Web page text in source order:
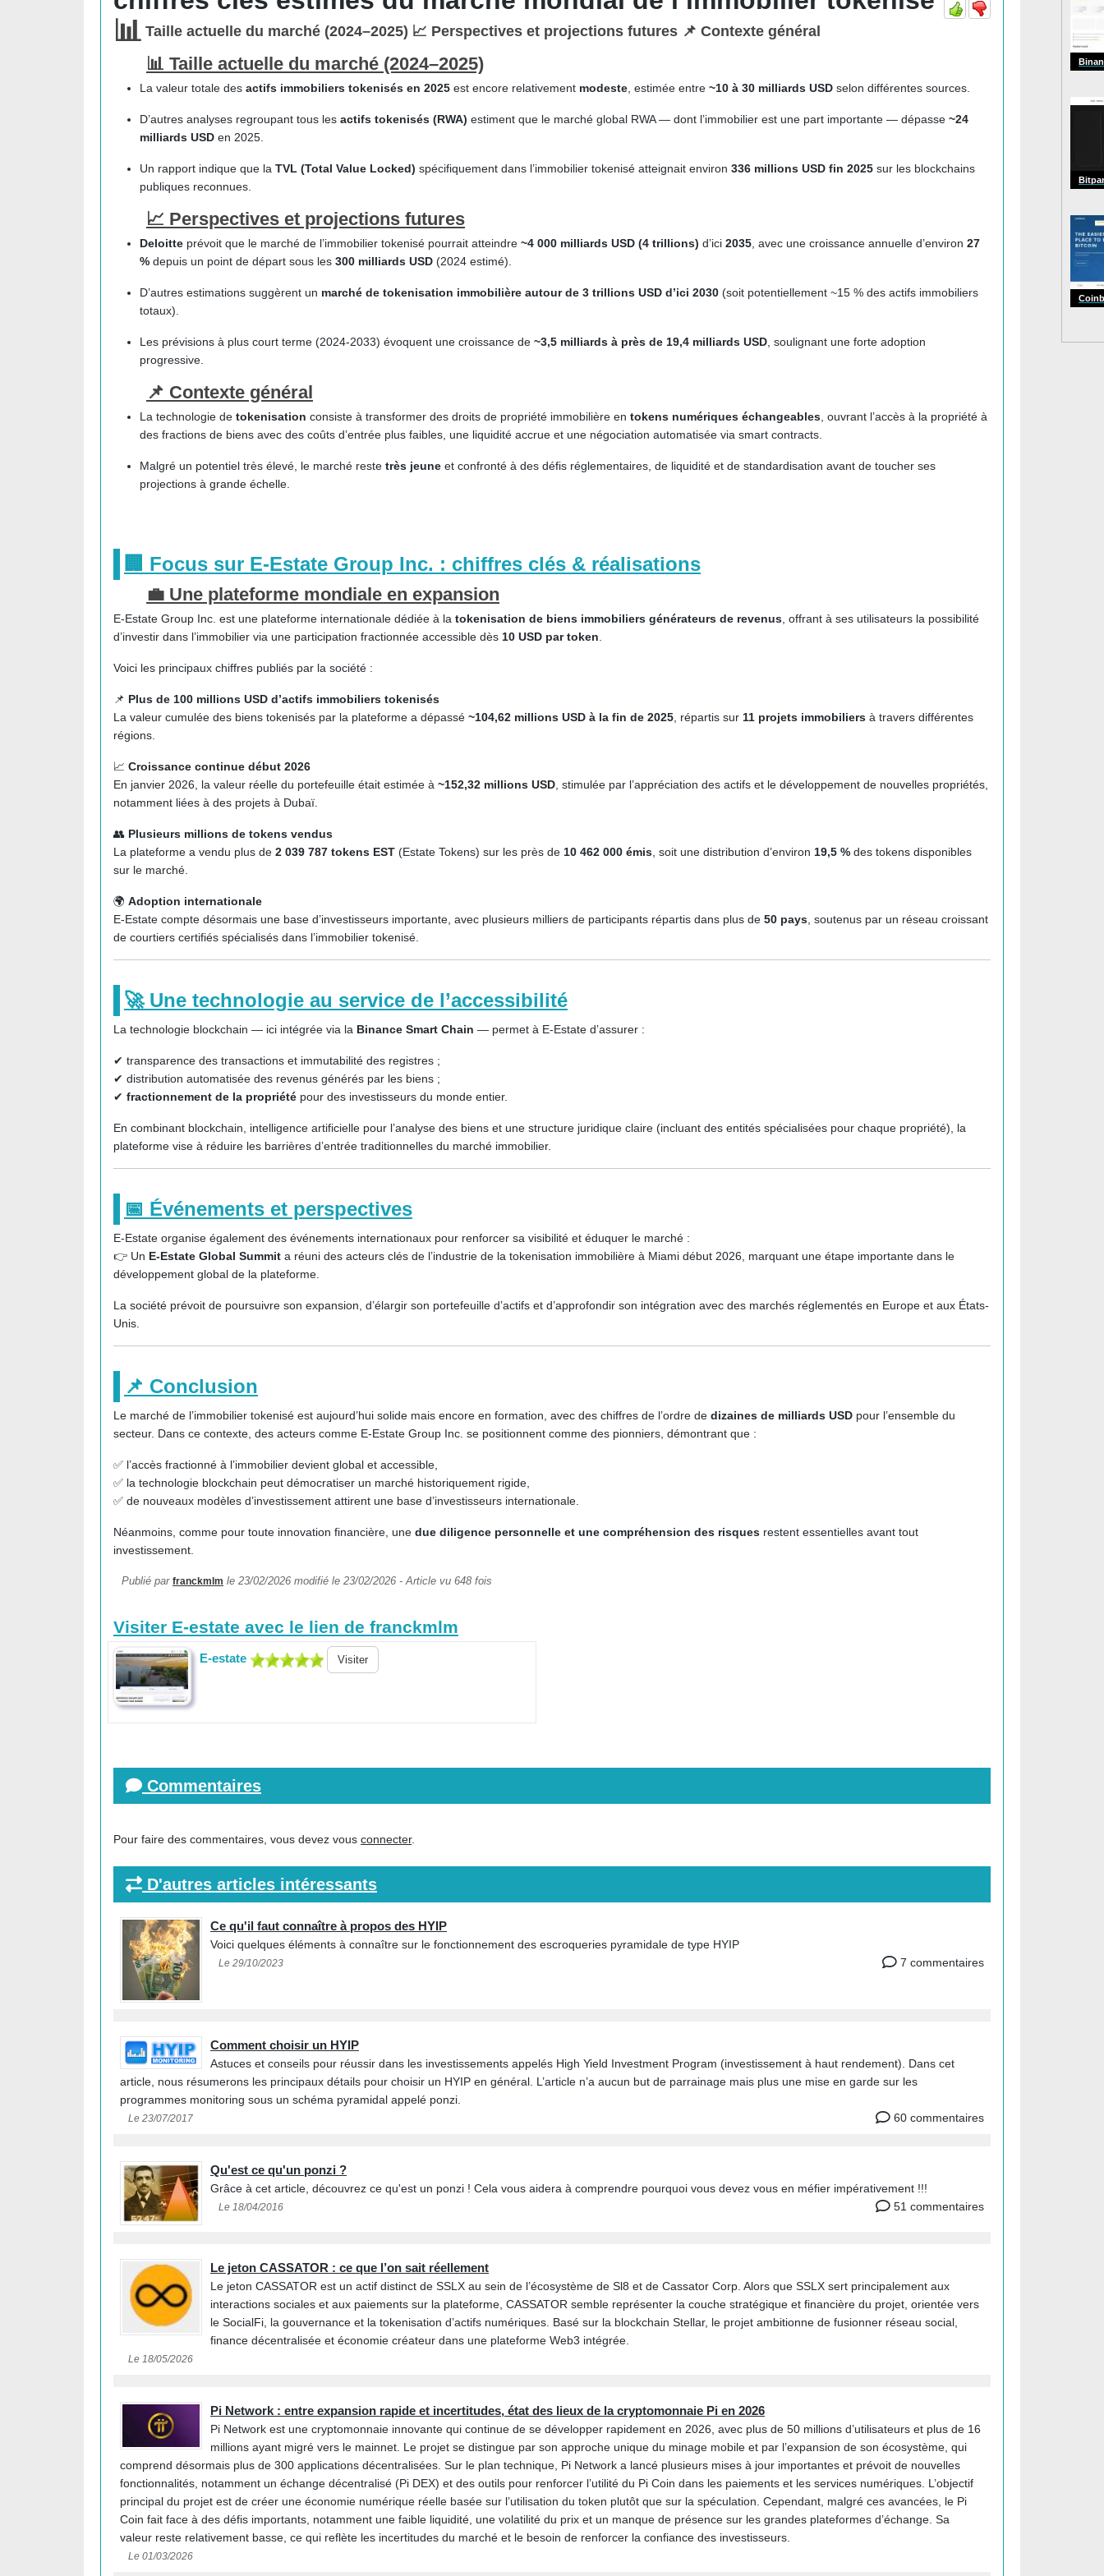
📊 Taille actuelle du marché (2024–2025) 📈 Perspectives et projections futures 📌 Contexte général
📊 Taille actuelle du marché (2024–2025)
La valeur totale des actifs immobiliers tokenisés en 2025 est encore relativement modeste , estimée entre ~10 à 30 milliards USD selon différentes sources.
D’autres analyses regroupant tous les actifs tokenisés (RWA) estiment que le marché global RWA — dont l’immobilier est une part importante — dépasse ~24
milliards USD en 2025.
Un rapport indique que la TVL (Total Value Locked) spécifiquement dans l’immobilier tokenisé atteignait environ 336 millions USD fin 2025 sur les blockchains
publiques reconnues.
📈 Perspectives et projections futures
Deloitte prévoit que le marché de l’immobilier tokenisé pourrait atteindre ~4 000 milliards USD (4 trillions) d’ici 2035 , avec une croissance annuelle d’environ 27
% depuis un point de départ sous les 300 milliards USD (2024 estimé).
D’autres estimations suggèrent un marché de tokenisation immobilière autour de 3 trillions USD d’ici 2030 (soit potentiellement ~15 % des actifs immobiliers
totaux).
Les prévisions à plus court terme (2024-2033) évoquent une croissance de ~3,5 milliards à près de 19,4 milliards USD , soulignant une forte adoption
progressive.
📌 Contexte général
La technologie de tokenisation consiste à transformer des droits de propriété immobilière en tokens numériques échangeables , ouvrant l’accès à la propriété à
des fractions de biens avec des coûts d’entrée plus faibles, une liquidité accrue et une négociation automatisée via smart contracts.
Malgré un potentiel très élevé, le marché reste très jeune et confronté à des défis réglementaires, de liquidité et de standardisation avant de toucher ses
projections à grande échelle.
🏢 Focus sur E-Estate Group Inc. : chiffres clés & réalisations
💼 Une plateforme mondiale en expansion
E-Estate Group Inc. est une plateforme internationale dédiée à la tokenisation de biens immobiliers générateurs de revenus , offrant à ses utilisateurs la possibilité
d’investir dans l’immobilier via une participation fractionnée accessible dès 10 USD par token
Voici les principaux chiffres publiés par la société :
📌 Plus de 100 millions USD d’actifs immobiliers tokenisés
La valeur cumulée des biens tokenisés par la plateforme a dépassé ~104,62 millions USD à la fin de 2025 , répartis sur 11 projets immobiliers à travers différentes
régions.
📈 Croissance continue début 2026
En janvier 2026, la valeur réelle du portefeuille était estimée à ~152,32 millions USD , stimulée par l’appréciation des actifs et le développement de nouvelles propriétés,
notamment liées à des projets à Dubaï.
👥 Plusieurs millions de tokens vendus
La plateforme a vendu plus de 2 039 787 tokens EST (Estate Tokens) sur les près de 10 462 000 émis , soit une distribution d’environ 19,5 % des tokens disponibles
sur le marché.
🌍 Adoption internationale
E-Estate compte désormais une base d’investisseurs importante, avec plusieurs milliers de participants répartis dans plus de 50 pays , soutenus par un réseau croissant
de courtiers certifiés spécialisés dans l’immobilier tokenisé.
🚀 Une technologie au service de l’accessibilité
La technologie blockchain — ici intégrée via la Binance Smart Chain — permet à E-Estate d’assurer :
✔ transparence des transactions et immutabilité des registres ;
✔ distribution automatisée des revenus générés par les biens ;
✔ fractionnement de la propriété pour des investisseurs du monde entier.
En combinant blockchain, intelligence artificielle pour l’analyse des biens et une structure juridique claire (incluant des entités spécialisées pour chaque propriété), la
plateforme vise à réduire les barrières d’entrée traditionnelles du marché immobilier.
📅 Événements et perspectives
E-Estate organise également des événements internationaux pour renforcer sa visibilité et éduquer le marché :
👉 Un E-Estate Global Summit a réuni des acteurs clés de l’industrie de la tokenisation immobilière à Miami début 2026, marquant une étape importante dans le
développement global de la plateforme.
La société prévoit de poursuivre son expansion, d’élargir son portefeuille d’actifs et d’approfondir son intégration avec des marchés réglementés en Europe et aux États-
Unis.
📌 Conclusion
Le marché de l’immobilier tokenisé est aujourd’hui solide mais encore en formation, avec des chiffres de l’ordre de dizaines de milliards USD pour l’ensemble du
secteur. Dans ce contexte, des acteurs comme E-Estate Group Inc. se positionnent comme des pionniers, démontrant que :
✅ l’accès fractionné à l’immobilier devient global et accessible,
✅ la technologie blockchain peut démocratiser un marché historiquement rigide,
✅ de nouveaux modèles d’investissement attirent une base d’investisseurs internationale.
Néanmoins, comme pour toute innovation financière, une due diligence personnelle et une compréhension des risques restent essentielles avant tout
investissement.
Publié par franckmlm le 23/02/2026 modifié le 23/02/2026 - Article vu 648 fois
Visiter E-estate avec le lien de franckmlm
E-estate Visiter
Commentaires
Pour faire des commentaires, vous devez vous connecter.
D'autres articles intéressants
Ce qu'il faut connaître à propos des HYIP
Voici quelques éléments à connaître sur le fonctionnement des escroqueries pyramidale de type HYIP
Le 29/10/2023 7 commentaires
Comment choisir un HYIP
Astuces et conseils pour réussir dans les investissements appelés High Yield Investment Program (investissement à haut rendement). Dans cet
article, nous résumerons les principaux détails pour choisir un HYIP en général. L’article n’a aucun but de parrainage mais plus une mise en garde sur les
programmes monitoring sous un schéma pyramidal appelé ponzi.
Le 23/07/2017 60 commentaires
Qu'est ce qu'un ponzi ?
Grâce à cet article, découvrez ce qu'est un ponzi ! Cela vous aidera à comprendre pourquoi vous devez vous en méfier impérativement !!!
Le 18/04/2016 51 commentaires
Le jeton CASSATOR : ce que l’on sait réellement
Le jeton CASSATOR est un actif distinct de SSLX au sein de l’écosystème de Sl8 et de Cassator Corp. Alors que SSLX sert principalement aux
interactions sociales et aux paiements sur la plateforme, CASSATOR semble représenter la couche stratégique et financière du projet, orientée vers
le SocialFi, la gouvernance et la tokenisation d’actifs numériques. Basé sur la blockchain Stellar, le projet ambitionne de fusionner réseau social,
finance décentralisée et économie créateur dans une plateforme Web3 intégrée.
Le 18/05/2026
Pi Network : entre expansion rapide et incertitudes, état des lieux de la cryptomonnaie Pi en 2026
Pi Network est une cryptomonnaie innovante qui continue de se développer rapidement en 2026, avec plus de 50 millions d’utilisateurs et plus de 16
millions ayant migré vers le mainnet. Le projet se distingue par son approche unique du minage mobile et par l’expansion de son écosystème, qui
comprend désormais plus de 300 applications décentralisées. Sur le plan technique, Pi Network a lancé plusieurs mises à jour importantes et prévoit de nouvelles
fonctionnalités, notamment un échange décentralisé (Pi DEX) et des outils pour renforcer l’utilité du Pi Coin dans les paiements et les services numériques. L’objectif
principal du projet est de créer une économie numérique réelle basée sur l’utilisation du token plutôt que sur la spéculation. Cependant, malgré ces avancées, le Pi
Coin fait face à des défis importants, notamment une faible liquidité, une volatilité du prix et un manque de présence sur les grandes plateformes d’échange. Sa
valeur reste relativement basse, ce qui reflète les incertitudes du marché et le besoin de renforcer la confiance des investisseurs.
Le 01/03/2026